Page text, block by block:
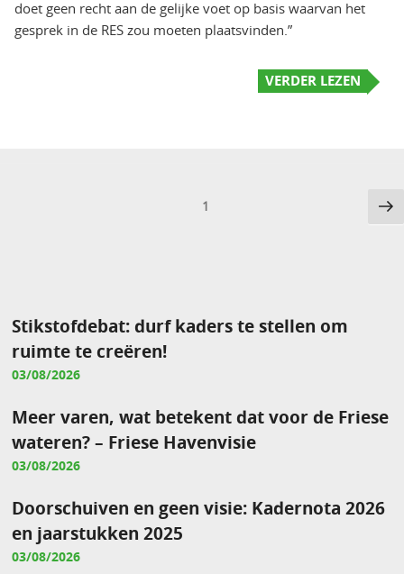
doet geen recht aan de gelijke voet op basis waarvan het
gesprek in de RES zou moeten plaatsvinden.”
VERDER LEZEN
1
Stikstofdebat: durf kaders te stellen om
ruimte te creëren!
03/08/2026
Meer varen, wat betekent dat voor de Friese
wateren? – Friese Havenvisie
03/08/2026
Doorschuiven en geen visie: Kadernota 2026
en jaarstukken 2025
03/08/2026